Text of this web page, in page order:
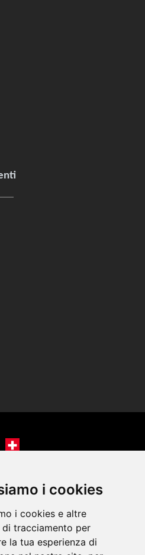
i cookies
i cookies e altre
tracciamento per
la tua esperienza di
SEO Marketing Agency
84 - 6830 Chiasso CH
| Tel. +41 76 568 29 58
| Web Agency Torino